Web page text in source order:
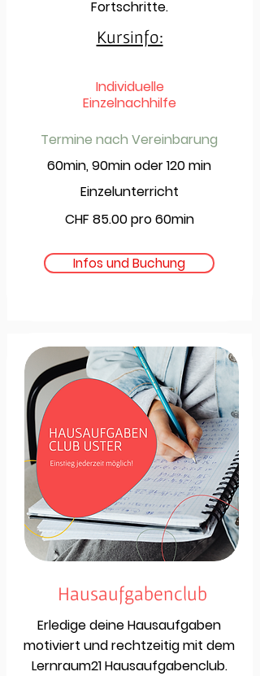
Fortschritte.
Kursinfo:
Individuelle
Einzelnachhilfe
Termine nach Vereinbarung
60min, 90min oder 120 min
Einzelunterricht
CHF 85.00 pro 60min
Infos und Buchung
Hausaufgabenclub
Erledige deine Hausaufgaben
motiviert und rechtzeitig mit dem
Lernraum21 Hausaufgabenclub.